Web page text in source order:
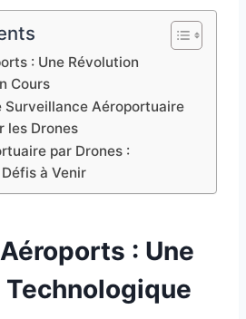
: Une Révolution
Cours
Surveillance Aéroportuaire
les Drones
par Drones :
à Venir
: Une